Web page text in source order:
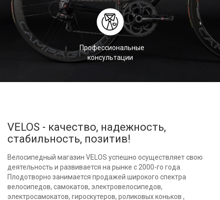
Профессиональные
консультации
VELOS - качество, надежность,
стабильность, позитив!
Велосипедный магазин VELOS успешно осуществляет свою
деятельность и развивается на рынке с 2000-го года.
Плодотворно занимается продажей широкого спектра
велосипедов, самокатов, электровелосипедов,
электросамокатов, гироскутеров, роликовых коньков ,